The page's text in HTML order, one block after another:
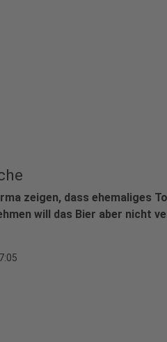
zeigen, dass ehemaliges
will das Bier aber nicht